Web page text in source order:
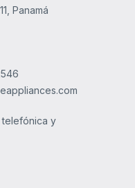
Panamá
telefónica y